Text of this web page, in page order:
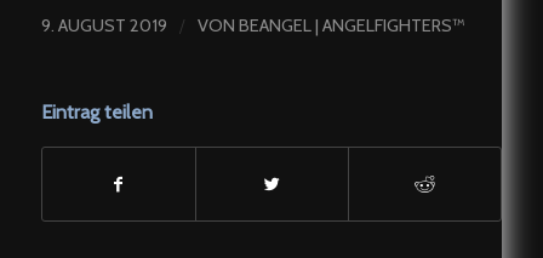
9. AUGUST 2019 / VON BEANGEL | ANGELFIGHTERS™
Eintrag teilen